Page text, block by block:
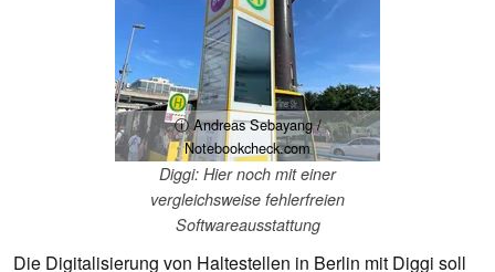
ⓘ Andreas Sebayang /
Notebookcheck.com
Diggi: Hier noch mit einer
vergleichsweise fehlerfreien
Softwareausstattung
Die Digitalisierung von Haltestellen in Berlin mit Diggi soll